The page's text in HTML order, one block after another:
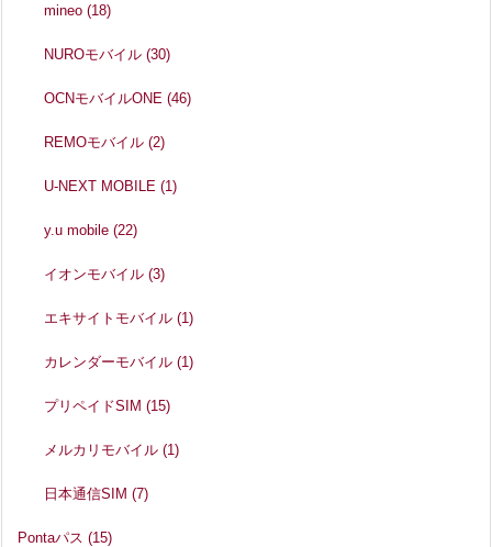
mineo(18)
NUROモバイル(30)
OCNモバイルONE(46)
REMOモバイル(2)
U-NEXT MOBILE(1)
y.u mobile(22)
イオンモバイル(3)
エキサイトモバイル(1)
カレンダーモバイル(1)
プリペイドSIM(15)
メルカリモバイル(1)
日本通信SIM(7)
Pontaパス (15)